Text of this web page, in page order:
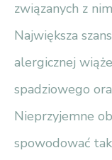
związanych z
Największa
alergicznej
spadziowego
Nieprzyjemne
spowodować